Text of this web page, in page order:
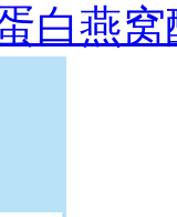
白燕